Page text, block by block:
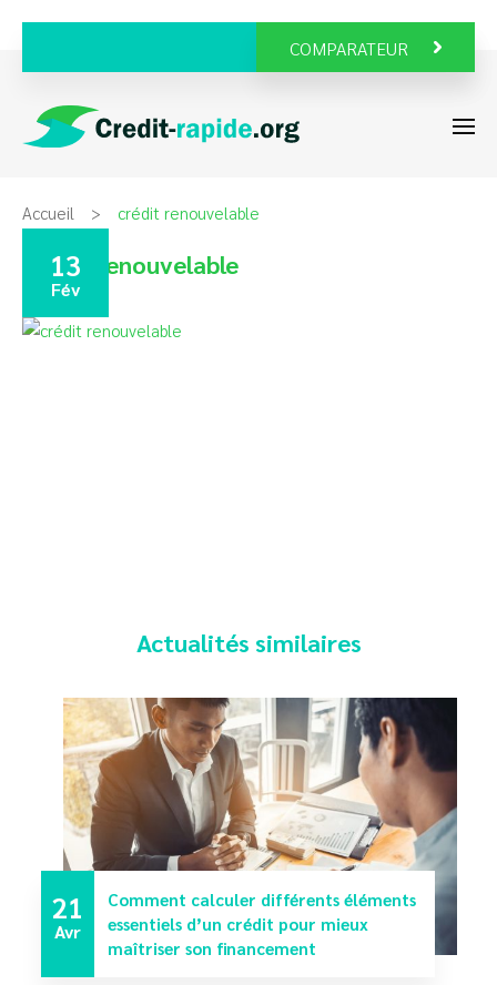
COMPARATEUR
Accueil crédit renouvelable
crédit renouvelable
13
Fév
Actualités similaires
21
Avr
Comment calculer différents éléments
essentiels d’un crédit pour mieux
maîtriser son financement